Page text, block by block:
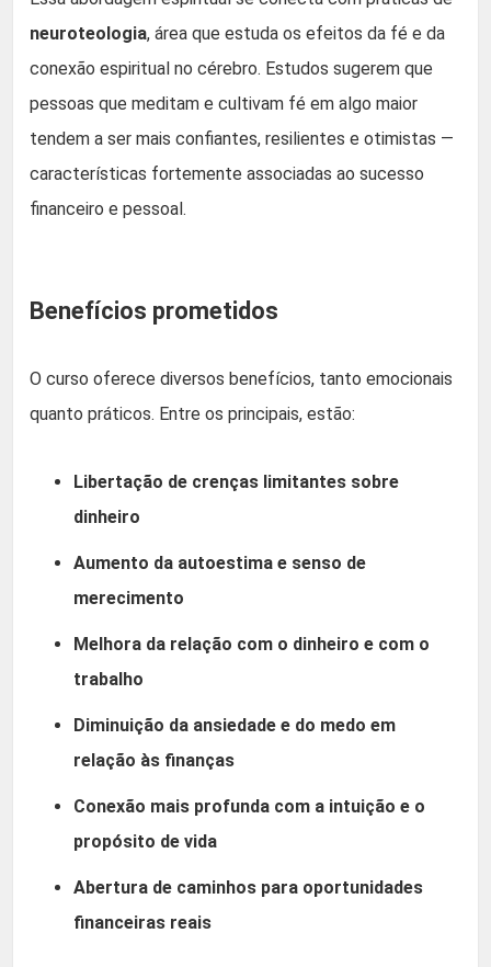
neuroteologia, área que estuda os efeitos da fé e da
conexão espiritual no cérebro. Estudos sugerem que
pessoas que meditam e cultivam fé em algo maior
tendem a ser mais confiantes, resilientes e otimistas —
características fortemente associadas ao sucesso
financeiro e pessoal.
Benefícios prometidos
O curso oferece diversos benefícios, tanto emocionais
quanto práticos. Entre os principais, estão:
Libertação de crenças limitantes sobre
dinheiro
Aumento da autoestima e senso de
merecimento
Melhora da relação com o dinheiro e com o
trabalho
Diminuição da ansiedade e do medo em
relação às finanças
Conexão mais profunda com a intuição e o
propósito de vida
Abertura de caminhos para oportunidades
financeiras reais